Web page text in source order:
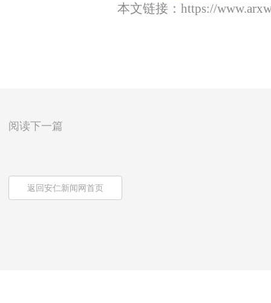
本文链接： https://
阅读下一篇
返回安仁新闻网首页